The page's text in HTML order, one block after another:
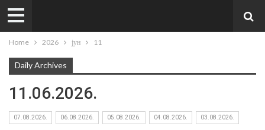
Home 2026 јун 11
Daily Archives
11.06.2026.
07.08.2026. 06.08.2026. 05.08.2026. 04.08.2026. 03.08.2026.